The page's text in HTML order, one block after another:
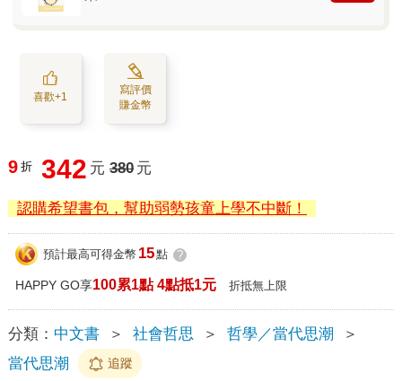
喜歡+1
寫評價
賺金幣
9 折 342 元 380 元
認購希望書包，幫助弱勢孩童上學不中斷！
預計最高可得金幣 15點 ?
HAPPY GO享100累1點 4點抵1元 折抵無上限
分類： 中文書 ＞ 社會哲思 ＞ 哲學／當代思潮
＞
當代思潮
追蹤